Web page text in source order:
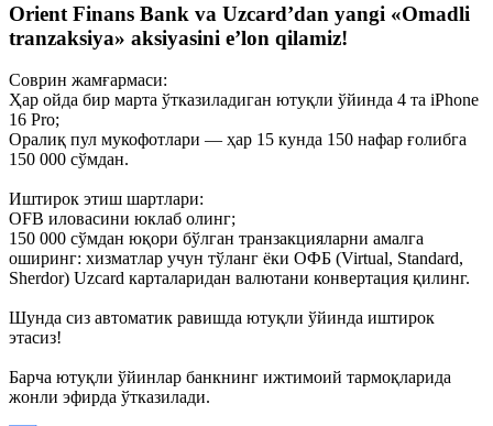
Orient Finans Bank va Uzcard’dan yangi «Omadli
tranzaksiya» aksiyasini e’lon qilamiz!
Соврин жамғармаси:
Ҳар ойда бир марта ўтказиладиган ютуқли ўйинда 4 та iPhone
16 Pro;
Оралиқ пул мукофотлари — ҳар 15 кунда 150 нафар ғолибга
150 000 сўмдан.
Иштирок этиш шартлари:
OFB иловасини юклаб олинг;
150 000 сўмдан юқори бўлган транзакцияларни амалга
оширинг: хизматлар учун тўланг ёки ОФБ (Virtual, Standard,
Sherdor) Uzcard карталаридан валютани конвертация қилинг.
Шунда сиз автоматик равишда ютуқли ўйинда иштирок
этасиз!
Барча ютуқли ўйинлар банкнинг ижтимоий тармоқларида
жонли эфирда ўтказилади.